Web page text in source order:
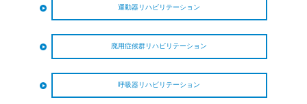
【リハビリテーション内容】
運動器リハビリテーション
【リハビリテーション内容】
廃用症候群リハビリテーション
呼吸器リハビリテーション